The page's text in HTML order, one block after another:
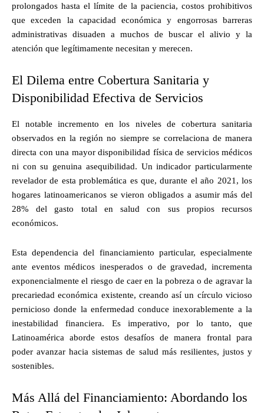
prolongados hasta el límite de la paciencia, costos prohibitivos
que exceden la capacidad económica y engorrosas barreras
administrativas disuaden a muchos de buscar el alivio y la
atención que legítimamente necesitan y merecen.
El Dilema entre Cobertura Sanitaria y
Disponibilidad Efectiva de Servicios
El notable incremento en los niveles de cobertura sanitaria
observados en la región no siempre se correlaciona de manera
directa con una mayor disponibilidad física de servicios médicos
ni con su genuina asequibilidad. Un indicador particularmente
revelador de esta problemática es que, durante el año 2021, los
hogares latinoamericanos se vieron obligados a asumir más del
28% del gasto total en salud con sus propios recursos
económicos.
Esta dependencia del financiamiento particular, especialmente
ante eventos médicos inesperados o de gravedad, incrementa
exponencialmente el riesgo de caer en la pobreza o de agravar la
precariedad económica existente, creando así un círculo vicioso
pernicioso donde la enfermedad conduce inexorablemente a la
inestabilidad financiera. Es imperativo, por lo tanto, que
Latinoamérica aborde estos desafíos de manera frontal para
poder avanzar hacia sistemas de salud más resilientes, justos y
sostenibles.
Más Allá del Financiamiento: Abordando los